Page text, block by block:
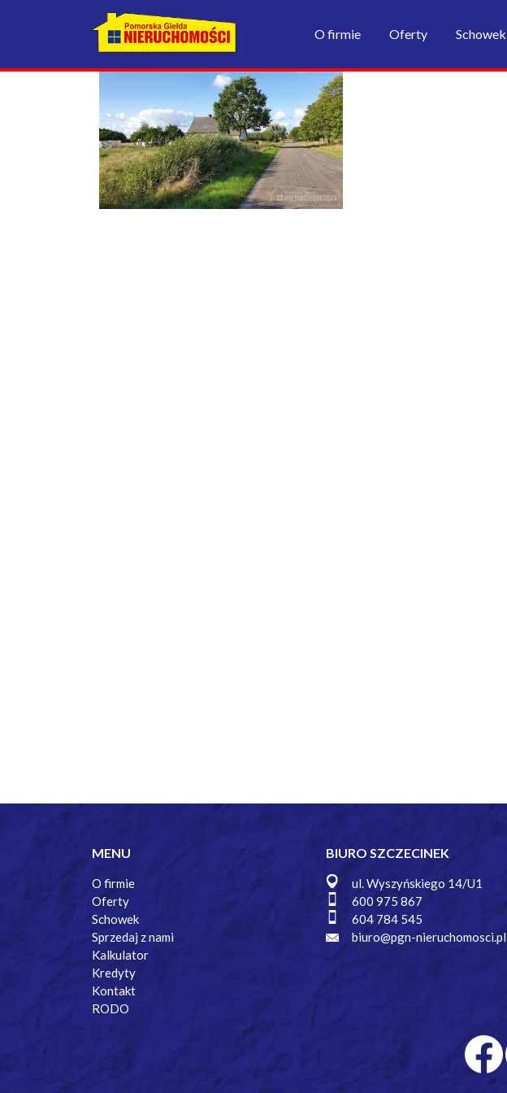
O firmie Oferty Schowek
MENU
O firmie
Oferty
Schowek
Sprzedaj z nami
Kalkulator
Kredyty
Kontakt
RODO
BIURO SZCZECINEK
ul. Wyszyńskiego 14/U1
600 975 867
604 784 545
biuro@pgn-nieruchomosci.pl